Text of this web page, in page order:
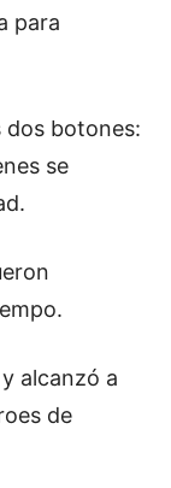
para
dos botones:
se
alcanzó a
de